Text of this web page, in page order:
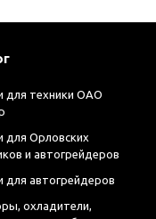
для техники ОАО
для Орловских
и автогрейдеров
для автогрейдеров
охладители,